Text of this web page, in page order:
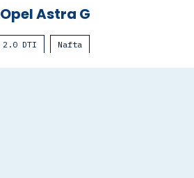
Opel Astra G
2.0 DTI Nafta